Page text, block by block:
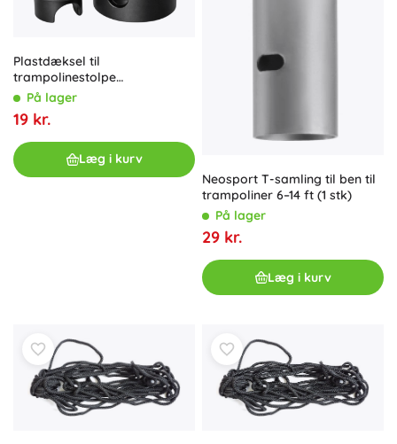
Plastdæksel til
trampolinestolpe
(svampeform) med ring, sort
25 mm
På lager
19 kr.
Læg i kurv
Neosport T-samling til ben til
trampoliner 6–14 ft (1 stk)
På lager
29 kr.
Læg i kurv